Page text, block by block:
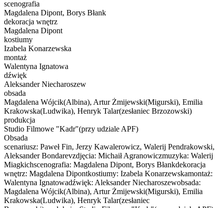
scenografia
Magdalena Dipont, Borys Błank
dekoracja wnętrz
Magdalena Dipont
kostiumy
Izabela Konarzewska
montaż
Walentyna Ignatowa
dźwięk
Aleksander Niecharoszew
obsada
Magdalena Wójcik(Albina), Artur Żmijewski(Migurski), Emilia
Krakowska(Ludwika), Henryk Talar(zesłaniec Brzozowski)
produkcja
Studio Filmowe "Kadr"(przy udziale APF)
Obsada
scenariusz: Paweł Fin, Jerzy Kawalerowicz, Walerij Pendrakowski,
Aleksander Bondarevzdjęcia: Michaił Agranowiczmuzyka: Walerij
Miagkichscenografia: Magdalena Dipont, Borys Błankdekoracja
wnętrz: Magdalena Dipontkostiumy: Izabela Konarzewskamontaż:
Walentyna Ignatowadźwięk: Aleksander Niecharoszewobsada:
Magdalena Wójcik(Albina), Artur Żmijewski(Migurski), Emilia
Krakowska(Ludwika), Henryk Talar(zesłaniec